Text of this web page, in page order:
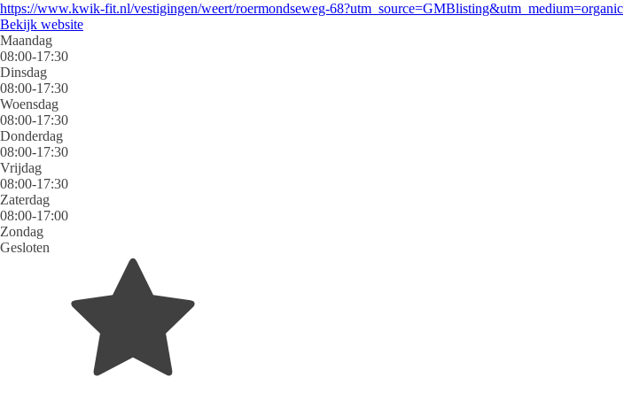
https://www.kwik-fit.nl/vestigingen/weert/roermondseweg-68?utm_source=GMBlisting&utm_medium=organic
Bekijk website
Maandag
08:00-17:30
Dinsdag
08:00-17:30
Woensdag
08:00-17:30
Donderdag
08:00-17:30
Vrijdag
08:00-17:30
Zaterdag
08:00-17:00
Zondag
Gesloten